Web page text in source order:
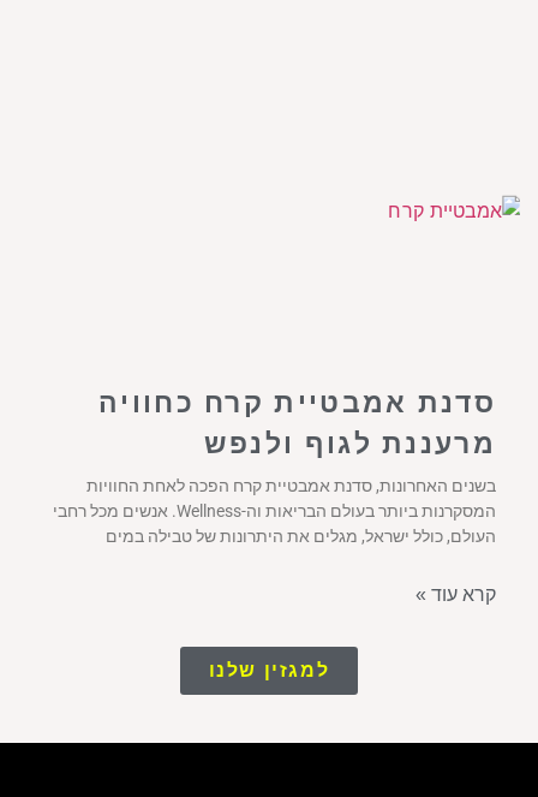
סדנת אמבטיית קרח כחוויה
מרעננת לגוף ולנפש
בשנים האחרונות, סדנת אמבטיית קרח הפכה לאחת החוויות
המסקרנות ביותר בעולם הבריאות וה-Wellness. אנשים מכל רחבי
העולם, כולל ישראל, מגלים את היתרונות של טבילה במים
קרא עוד »
למגזין שלנו